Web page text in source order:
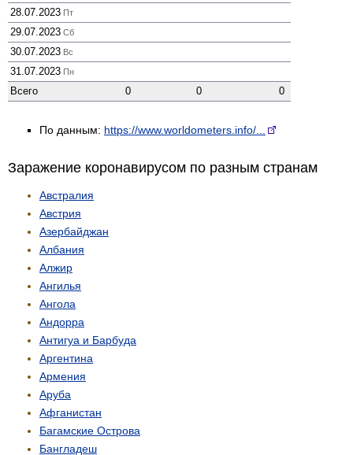
28.07.2023 Пт
29.07.2023 Сб
30.07.2023 Вс
31.07.2023 Пн
Всего 0 0 0
По данным: https://www.worldometers.info/...
Заражение коронавирусом по разным странам
Австралия
Австрия
Азербайджан
Албания
Алжир
Ангилья
Ангола
Андорра
Антигуа и Барбуда
Аргентина
Армения
Аруба
Афганистан
Багамские Острова
Бангладеш